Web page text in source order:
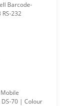
232
70 | Colour